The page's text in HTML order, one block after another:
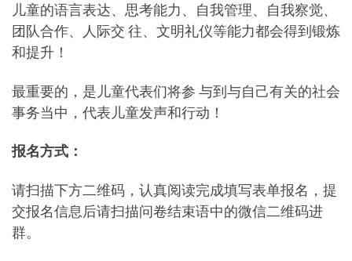
儿童的语言表达、思考能力、自我管理、自我察觉、
团队合作、人际交 往、文明礼仪等能力都会得到锻炼
和提升！
最重要的，是儿童代表们将参 与到与自己有关的社会
事务当中，代表儿童发声和行动！
报名方式：
请扫描下方二维码，认真阅读完成填写表单报名，提
交报名信息后请扫描问卷结束语中的微信二维码进
群。